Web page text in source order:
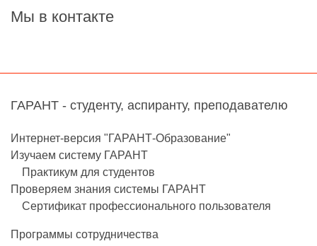
Мы в контакте
ГАРАНТ - студенту, аспиранту, преподавателю
Интернет-версия "ГАРАНТ-Образование"
Изучаем систему ГАРАНТ
Практикум для студентов
Проверяем знания системы ГАРАНТ
Сертификат профессионального пользователя
Программы сотрудничества